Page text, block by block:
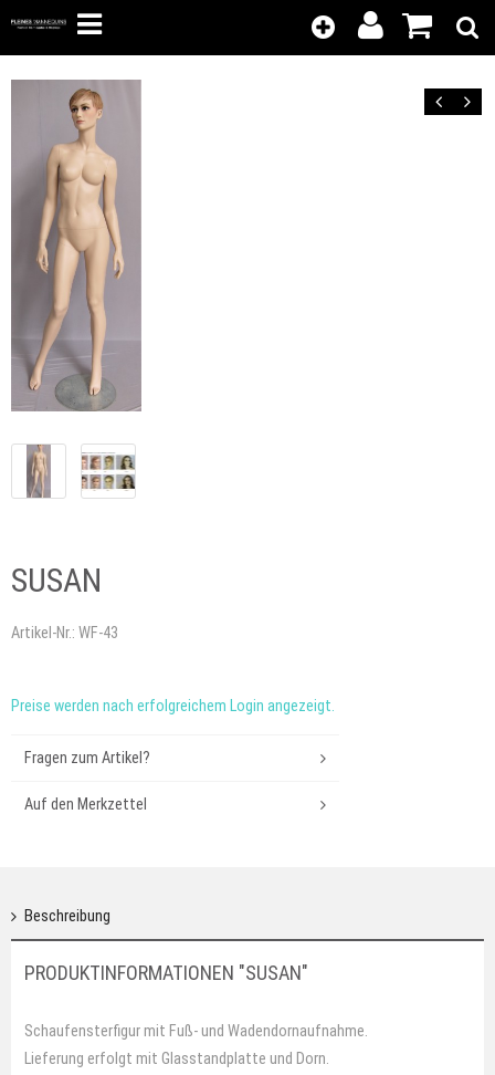
Kunden-
Login
anzeigen
ZurückVor
SUSAN
Artikel-Nr.: WF-43
Preise werden nach erfolgreichem Login angezeigt.
Fragen zum Artikel?
Auf den Merkzettel
Beschreibung
PRODUKTINFORMATIONEN "SUSAN"
Schaufensterfigur mit Fuß- und Wadendornaufnahme.
Lieferung erfolgt mit Glasstandplatte und Dorn.